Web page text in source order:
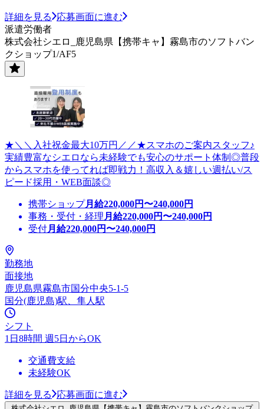
詳細を見る
応募画面に進む
派遣労働者
株式会社シエロ_鹿児島県【携帯キャ】霧島市のソフトバン
クショップ1/AF5
★＼＼入社祝金最大10万円／／★スマホのご案内スタッフ♪
実績豊富なシエロなら未経験でも安心のサポート体制◎普段
からスマホを使ってれば即戦力！高収入＆嬉しい週払い/ス
ピード採用・WEB面談◎
携帯ショップ月給220,000円〜240,000円
事務・受付・経理 月給220,000円〜240,000円
受付月給220,000円〜240,000円
勤務地
面接地
鹿児島県霧島市国分中央5-1-5
国分(鹿児島)駅、隼人駅
シフト
1日8時間 週5日からOK
交通費支給
未経験OK
詳細を見る 応募画面に進む